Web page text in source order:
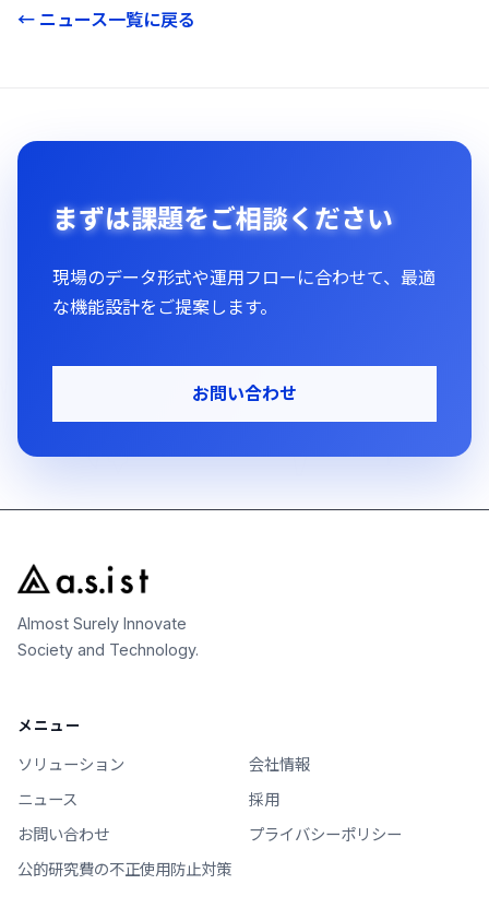
← ニュース一覧に戻る
まずは課題をご相談ください
現場のデータ形式や運用フローに合わせて、最適
な機能設計をご提案します。
お問い合わせ
Almost Surely Innovate
Society and Technology.
メニュー
ソリューション
会社情報
ニュース
採用
お問い合わせ
プライバシーポリシー
公的研究費の不正使用防止対策